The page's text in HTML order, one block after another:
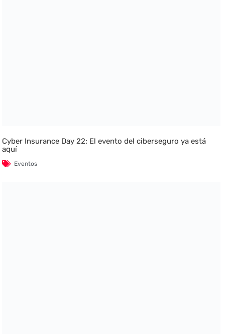
Cyber Insurance Day 22: El evento del ciberseguro ya está
aquí
Eventos